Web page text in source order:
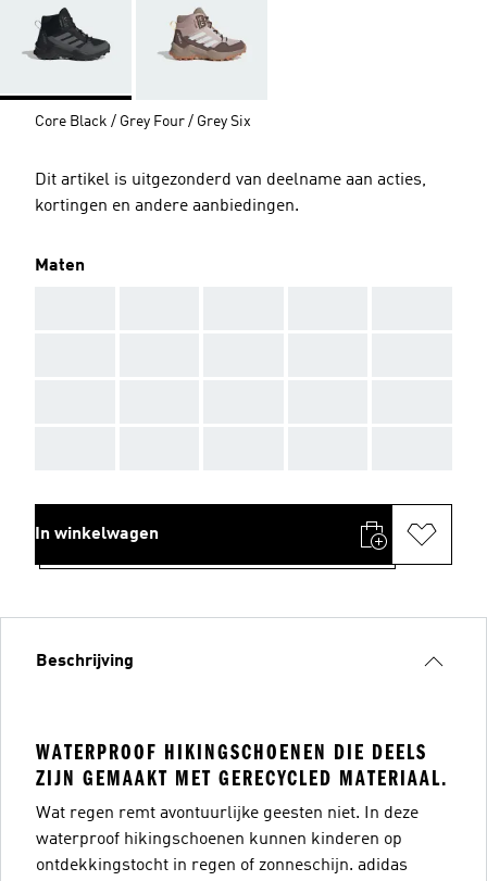
Core Black / Grey Four / Grey Six
Dit artikel is uitgezonderd van deelname aan acties,
kortingen en andere aanbiedingen.
Maten
In winkelwagen
Beschrijving
WATERPROOF HIKINGSCHOENEN DIE DEELS
ZIJN GEMAAKT MET GERECYCLED MATERIAAL.
Wat regen remt avontuurlijke geesten niet. In deze
waterproof hikingschoenen kunnen kinderen op
ontdekkingstocht in regen of zonneschijn. adidas